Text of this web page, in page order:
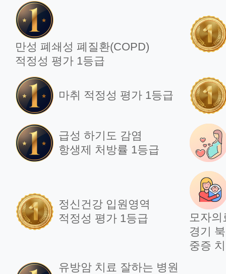
만성 폐쇄성 폐질환(COPD)
적정성 평가 1등급
마취 적정성 평가 1등급
급성 하기도 감염
항생제 처방률 1등급
정신건강 입원영역
적정성 평가 1등급
모자
경기
중증
유방암 치료 잘하는 병원